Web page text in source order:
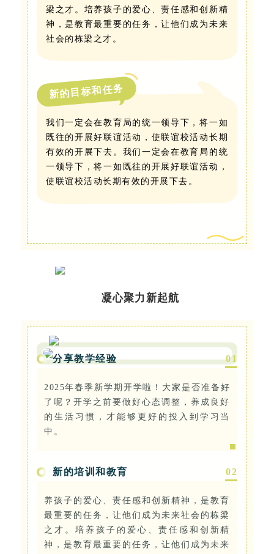
梁之才。培养孩子的爱心、责任感和创新精
神，是教育最重要的任务，让他们成为未来
社会的栋梁之才。
新的目标和任务
我们一定会在教育局的统一领导下，将一如
既往的开展好联谊活动，使联谊校活动长期
有效的开展下去。我们一定会在教育局的统
一领导下，将一如既往的开展好联谊活动，
使联谊校活动长期有效的开展下去。
凝心聚力新起航
分享教学经验 01
2025年春季新学期开学啦！大家是否准备好
了呢？开学之前要做好心态调整，养成良好
的生活习惯，才能够更好的投入到学习当
中。
新的培训和教育 02
养孩子的爱心、责任感和创新精神，是教育
最重要的任务，让他们成为未来社会的栋梁
之才。培养孩子的爱心、责任感和创新精
神，是教育最重要的任务，让他们成为未来